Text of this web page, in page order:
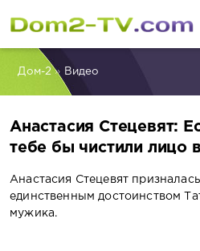
Дом-2» Видео
Анастасия Стецевят:
тебе бы чистили лицо
Анастасия Стецевят
единственным достоинством
мужика.